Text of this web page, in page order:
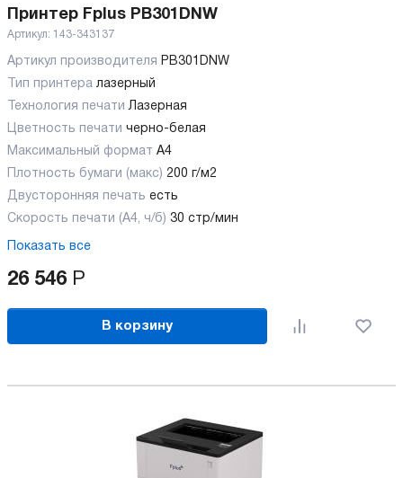
Принтер Fplus PB301DNW
Артикул: 143-343137
Артикул производителя PB301DNW
Тип принтера лазерный
Технология печати Лазерная
Цветность печати черно-белая
Максимальный формат А4
Плотность бумаги (макс) 200 г/м2
Двусторонняя печать есть
Скорость печати (А4, ч/б) 30 стр/мин
Показать все
26 546 Р
В корзину